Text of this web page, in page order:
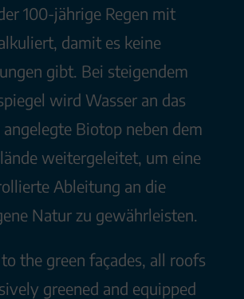
100-jährige Regen mit
damit es keine
gibt. Bei steigendem
wird Wasser an das
Biotop neben dem
weitergeleitet, um eine
Ableitung an die
Natur zu gewährleisten.
the green façades, all roofs
greened and equipped